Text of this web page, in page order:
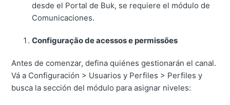
desde el Portal de Buk, se requiere el módulo de
Comunicaciones.
Configuração de acessos e permissões
Antes de comenzar, defina quiénes gestionarán el canal.
Vá a Configuración > Usuarios y Perfiles > Perfiles y
busca la sección del módulo para asignar niveles: